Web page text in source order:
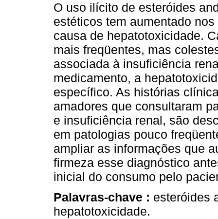
O uso ilícito de esteróides
estéticos tem aumentado
causa de hepatotoxicidade.
mais freqüentes, mas
associada à insuficiência
medicamento, a
específico. As histórias
amadores que consultaram
e insuficiência renal, são
em patologias pouco
ampliar as informações que
firmeza esse diagnóstico
inicial do consumo pelo
Palavras-chave : esteróides
hepatotoxicidade.